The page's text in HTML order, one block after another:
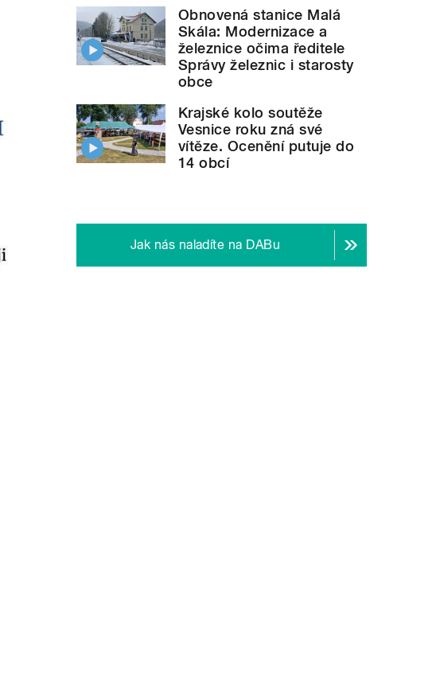
Obnovená stanice Malá
Skála: Modernizace a
železnice očima ředitele
Správy železnic i starosty
obce
Krajské kolo soutěže
Vesnice roku zná své
vítěze. Ocenění putuje do
14 obcí
Jak nás naladíte na DABu